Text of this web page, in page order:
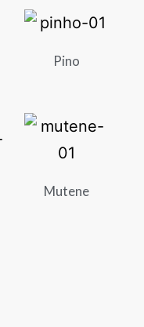
Pino
Mutene